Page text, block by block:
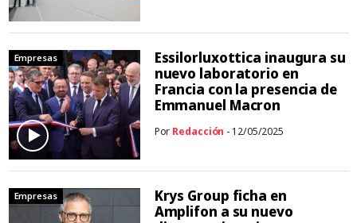
Empresas
Essilorluxottica inaugura su
nuevo laboratorio en
Francia con la presencia de
Emmanuel Macron
Por Redacción - 12/05/2025
Empresas
Krys Group ficha en
Amplifon a su nuevo